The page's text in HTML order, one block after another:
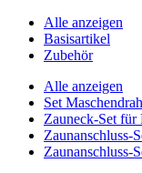
Alle anzeigen
Basisartikel
Zubehör
Alle anzeigen
Set
Zauneck-Set für
Zaunanschluss-
Zaunanschluss-